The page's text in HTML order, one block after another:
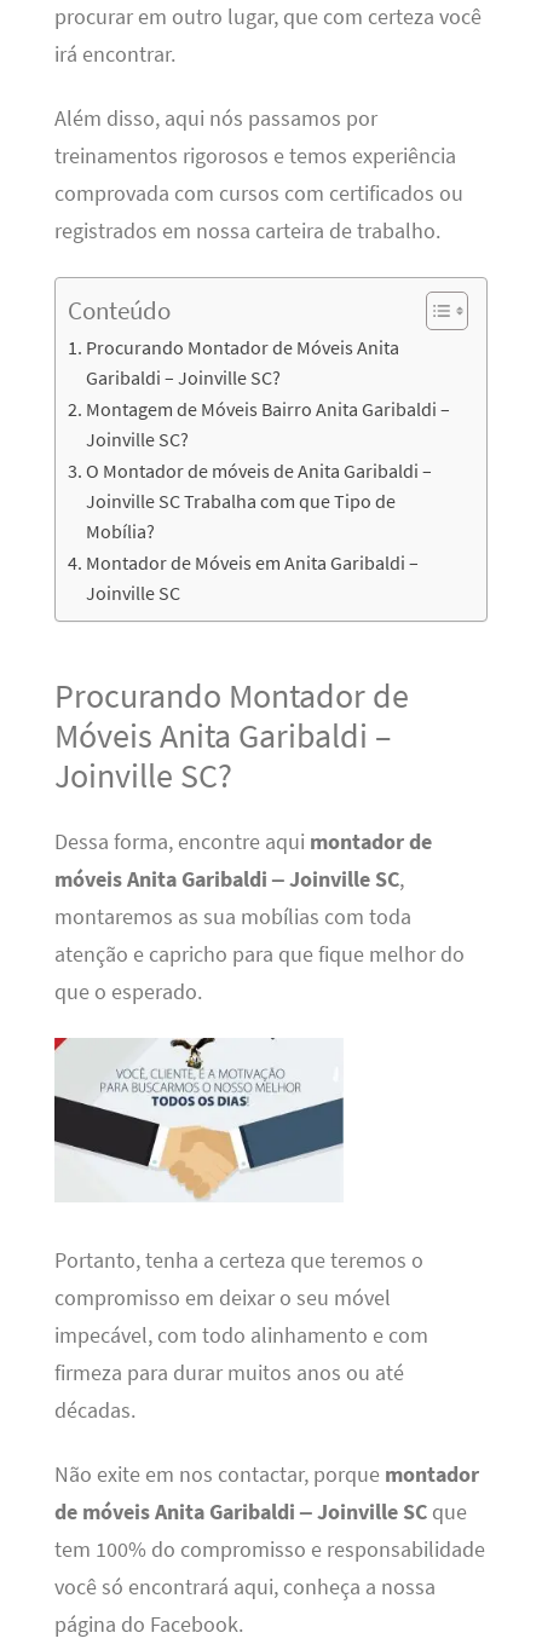
procurar em outro lugar, que com certeza você
irá encontrar.
Além disso, aqui nós passamos por
treinamentos rigorosos e temos experiência
comprovada com cursos com certificados ou
registrados em nossa carteira de trabalho.
Conteúdo
Procurando Montador de Móveis Anita
Garibaldi – Joinville SC?
Montagem de Móveis Bairro Anita Garibaldi –
Joinville SC?
O Montador de móveis de Anita Garibaldi –
Joinville SC Trabalha com que Tipo de
Mobília?
Montador de Móveis em Anita Garibaldi –
Joinville SC
Procurando Montador de
Móveis Anita Garibaldi –
Joinville SC?
Dessa forma, encontre aqui montador de
móveis Anita Garibaldi – Joinville SC,
montaremos as sua mobílias com toda
atenção e capricho para que fique melhor do
que o esperado.
Portanto, tenha a certeza que teremos o
compromisso em deixar o seu móvel
impecável, com todo alinhamento e com
firmeza para durar muitos anos ou até
décadas.
Não exite em nos contactar, porque montador
de móveis Anita Garibaldi – Joinville SCque
tem 100% do compromisso e responsabilidade
você só encontrará aqui, conheça a nossa
página do Facebook.